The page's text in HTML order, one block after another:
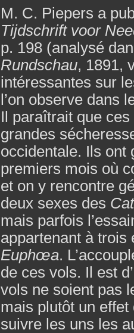
M. C. Piepers a
Tijdschrift voor
p. 198 (analysé
Rundschau, 1891,
intéressantes sur
l’on observe dans
Il paraîtrait que
grandes
occidentale. Ils ont
premiers mois où
et on y rencontre
deux sexes des
mais parfois
appartenant à trois
Euphœa.
de ces vols. Il est
vols ne soient pas
mais plutôt un effet
suivre les uns les